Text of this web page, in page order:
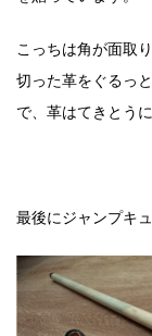
こっちは角が面取
切った革をぐるっ
で、革はてきとう
最後にジャンプキュ